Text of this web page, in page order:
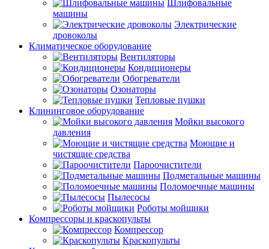
Шлифовальные
машины
Электрические
дровоколы
Климатическое оборудование
Вентиляторы
Кондиционеры
Обогреватели
Озонаторы
Тепловые пушки
Клининговое оборудование
Мойки высокого
давления
Моющие и
чистящие средства
Пароочистители
Подметальные машины
Поломоечные машины
Пылесосы
Роботы мойщики
Компрессоры и краскопульты
Компрессор
Краскопульты